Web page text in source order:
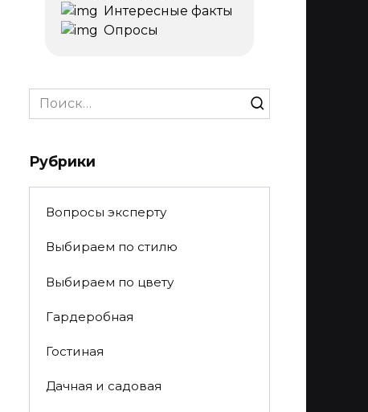
Интересные факты
Опросы
Search
for:
Рубрики
Вопросы эксперту
Выбираем по стилю
Выбираем по цвету
Гардеробная
Гостиная
Дачная и садовая